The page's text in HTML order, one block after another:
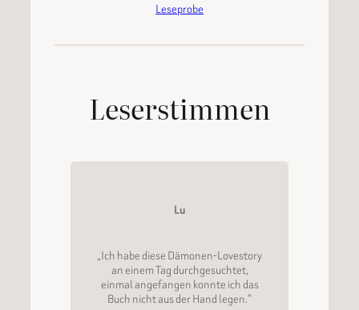
Leseprobe
Leserstimmen
Lu
„Ich habe diese Dämonen-Lovestory
an einem Tag durchgesuchtet,
einmal angefangen konnte ich das
Buch nicht aus der Hand legen.“